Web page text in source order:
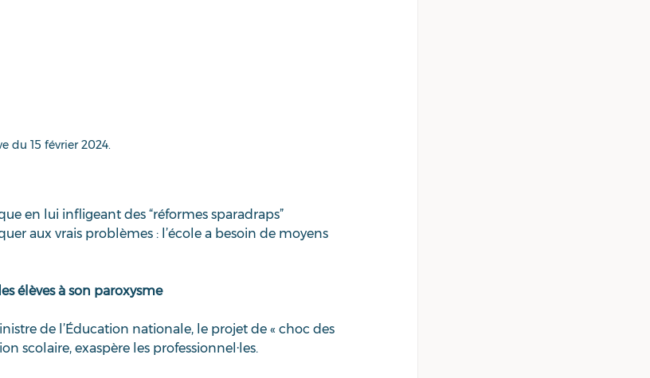
du 15 février 2024.
en lui infligeant des “réformes sparadraps”
aux vrais problèmes : l’école a besoin de moyens
élèves à son paroxysme
de l’Éducation nationale, le projet de « choc des
scolaire, exaspère les professionnel·les.